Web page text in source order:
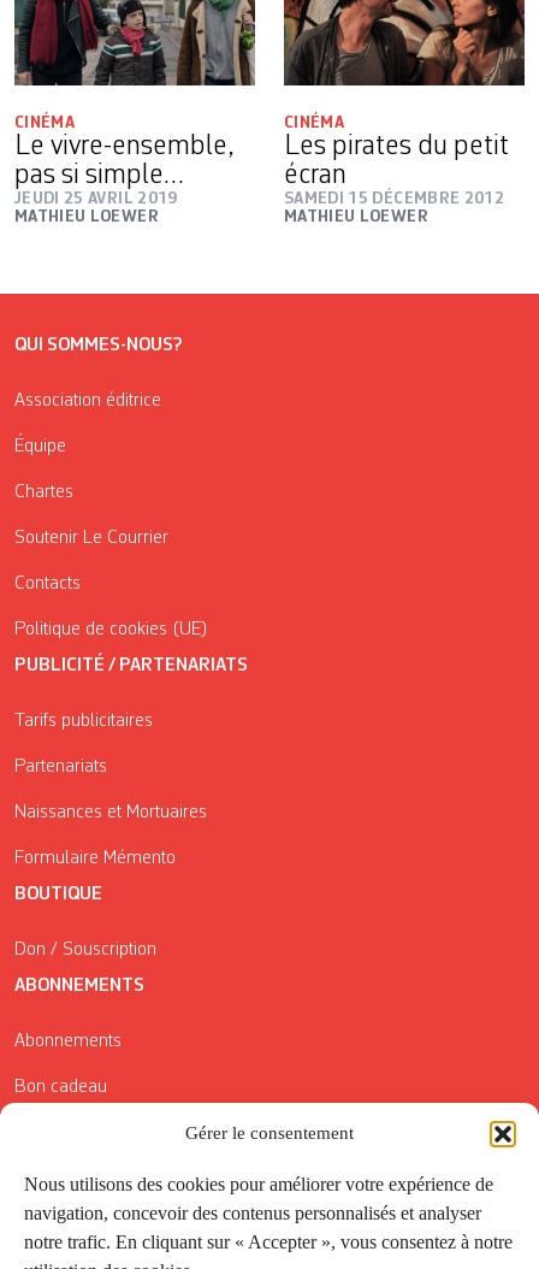
Gérer le consentement
Nous utilisons des cookies pour améliorer votre expérience de
navigation, concevoir des contenus personnalisés et analyser
notre trafic. En cliquant sur « Accepter », vous consentez à notre
CINÉMA
Le vivre-ensemble,
pas si simple…
JEUDI 25 AVRIL 2019
MATHIEU LOEWER
CINÉMA
Les pirates du petit
écran
SAMEDI 15 DÉCEMBRE 2012
MATHIEU LOEWER
QUI SOMMES-NOUS?
Association éditrice
Équipe
Chartes
Soutenir Le Courrier
Contacts
Politique de cookies (UE)
PUBLICITÉ / PARTENARIATS
Tarifs publicitaires
Partenariats
Naissances et Mortuaires
Formulaire Mémento
BOUTIQUE
Don / Souscription
ABONNEMENTS
Abonnements
Bon cadeau
Conditions générales de vente
Réductions de la Carte Côté Courrier
Application